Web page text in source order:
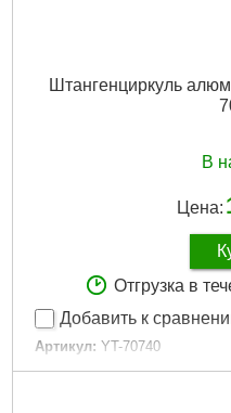
Штангенциркуль
В
Цена:
Отгрузка в
Добавить к
Артикул: YT-70740
Код товара: 22.67.78